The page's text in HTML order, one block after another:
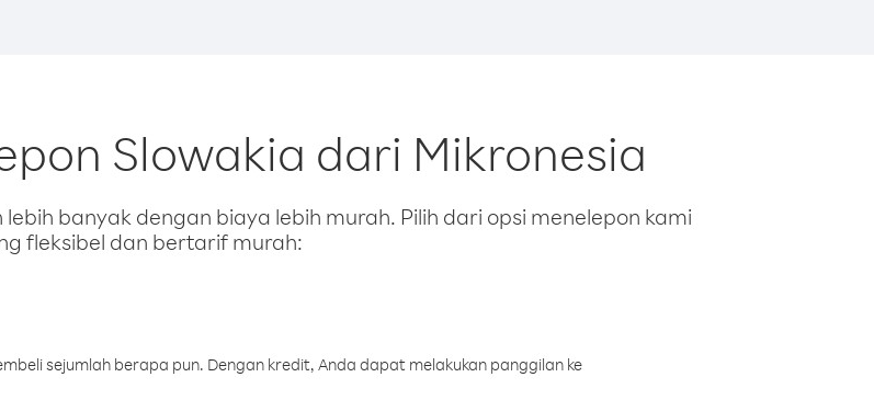
Slowakia dari Mikronesia
banyak dengan biaya lebih murah. Pilih dari opsi menelepon kami
fleksibel dan bertarif murah:
sejumlah berapa pun. Dengan kredit, Anda dapat melakukan panggilan ke